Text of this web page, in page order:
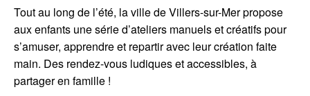
Tout au long de l’été, la ville de Villers-sur-Mer propose
aux enfants une série d’ateliers manuels et créatifs pour
s’amuser, apprendre et repartir avec leur création faite
main. Des rendez-vous ludiques et accessibles, à
partager en famille !